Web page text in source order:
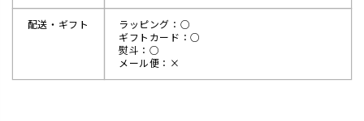
配送・ギフト
ラッピング：○
ギフトカード：○
熨斗：○
メール便：×